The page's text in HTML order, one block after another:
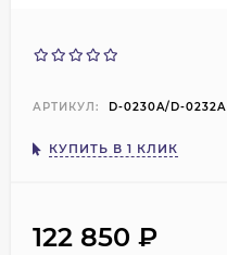
АРТИКУЛ: D-0230A/D-0232A
КУПИТЬ В 1 КЛИК
122 850 ₽